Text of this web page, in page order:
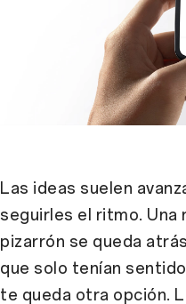
Las ideas suelen
seguirles el ritmo. Una
pizarrón se queda
que solo tenían
te queda otra opción.